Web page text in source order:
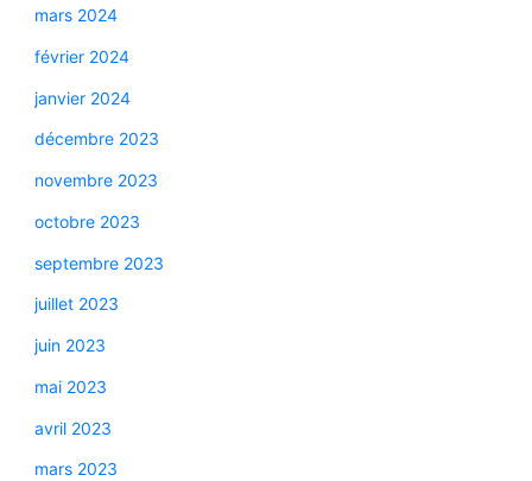
mars 2024
février 2024
janvier 2024
décembre 2023
novembre 2023
octobre 2023
septembre 2023
juillet 2023
juin 2023
mai 2023
avril 2023
mars 2023